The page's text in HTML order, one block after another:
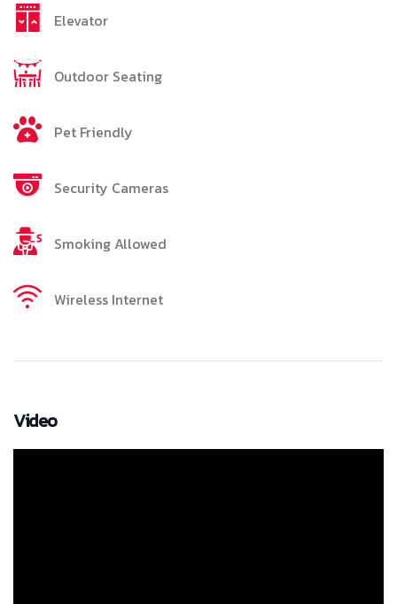
Elevator
Outdoor Seating
Pet Friendly
Security Cameras
Smoking Allowed
Wireless Internet
Video